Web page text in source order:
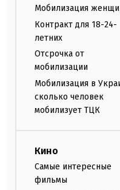
Мобилизация
Контракт для 18-24-
летних
Отсрочка от
мобилизации
Мобилизация в
сколько человек
мобилизует ТЦК
Кино
Самые интересные
фильмы